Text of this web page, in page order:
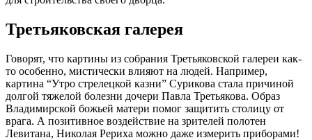
Третьяковская галерея
Говорят, что картины из собрания Третьяковской галереи как-
то особенно, мистически влияют на людей. Например,
картина “Утро стрелецкой казни” Сурикова стала причиной
долгой тяжелой болезни дочери Павла Третьякова. Образ
Владимирской божьей матери помог защитить столицу от
врага. А позитивное воздействие на зрителей полотен
Левитана, Николая Рериха можно даже измерить приборами!